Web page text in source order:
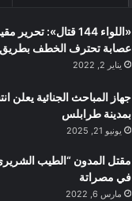
«اللواء 144 قتال»:
عصابة تحترف الخطف بطريق
يناير 2, 2022
جهاز المباحث الجنائية
بمدينة طرابلس
يونيو 21, 2025
مقتل المدون “الطيب
في مصراتة
مارس 6, 2022